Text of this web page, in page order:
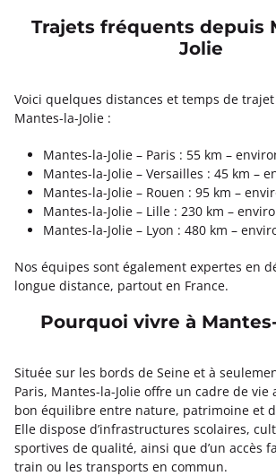
Trajets fréquents depuis
Jolie
Voici quelques distances et temps de
Mantes-la-Jolie :
Mantes-la-Jolie – Paris : 55 km –
Mantes-la-Jolie – Versailles : 45 km –
Mantes-la-Jolie – Rouen : 95 km –
Mantes-la-Jolie – Lille : 230 km –
Mantes-la-Jolie – Lyon : 480 km –
Nos équipes sont également expertes en
longue distance, partout en France.
Pourquoi vivre à
Située sur les bords de Seine et à
Paris, Mantes-la-Jolie offre un cadre de vie
bon équilibre entre nature, patrimoine et
Elle dispose d’infrastructures scolaires,
sportives de qualité, ainsi que d’un accès
train ou les transports en commun.